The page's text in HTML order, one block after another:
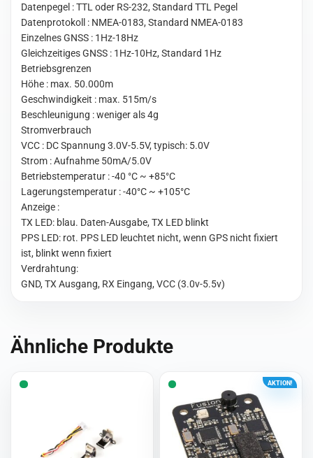
Datenpegel : TTL oder RS-232, Standard TTL Pegel
Datenprotokoll : NMEA-0183, Standard NMEA-0183
Einzelnes GNSS : 1Hz-18Hz
Gleichzeitiges GNSS : 1Hz-10Hz, Standard 1Hz
Betriebsgrenzen
Höhe : max. 50.000m
Geschwindigkeit : max. 515m/s
Beschleunigung : weniger als 4g
Stromverbrauch
VCC : DC Spannung 3.0V-5.5V, typisch: 5.0V
Strom : Aufnahme 50mA/5.0V
Betriebstemperatur : -40 °C ~ +85°C
Lagerungstemperatur : -40°C ~ +105°C
Anzeige :
TX LED: blau. Daten-Ausgabe, TX LED blinkt
PPS LED: rot. PPS LED leuchtet nicht, wenn GPS nicht fixiert
ist, blinkt wenn fixiert
Verdrahtung:
GND, TX Ausgang, RX Eingang, VCC (3.0v-5.5v)
Ähnliche Produkte
AKTION!